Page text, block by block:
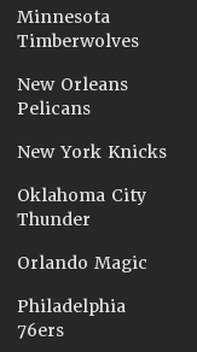
Minnesota
Timberwolves
New Orleans
Pelicans
New York Knicks
Oklahoma City
Thunder
Orlando Magic
Philadelphia
76ers